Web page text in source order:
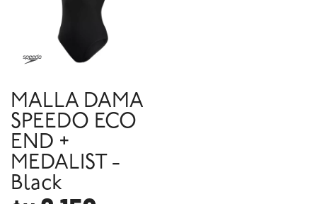
MALLA DAMA
SPEEDO ECO
END +
MEDALIST -
Black